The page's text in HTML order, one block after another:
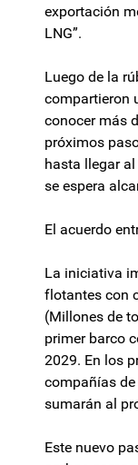
exportación
LNG”.
Luego de la
compartieron
conocer más
próximos
hasta llegar
se espera
El acuerdo
La iniciativa
flotantes con
(Millones de
primer barco
2029. En los
compañías
sumarán al
Este nuevo